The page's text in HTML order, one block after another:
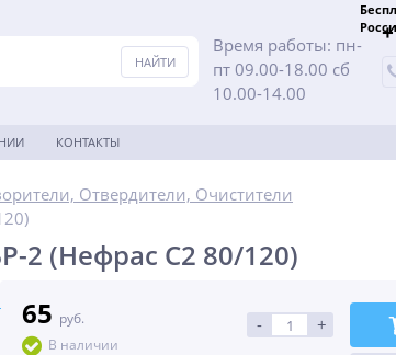
Время работы: пн-
пт 09.00-18.00 сб
10.00-14.00
КОНТАКТЫ
Отвердители, Очистители
2 (Нефрас С2 80/120)
65 руб.
В наличии
- +